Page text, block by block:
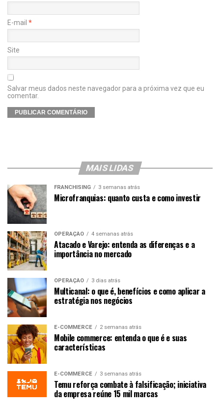
E-mail *
Site
Salvar meus dados neste navegador para a próxima vez que eu
comentar.
MAIS LIDAS
FRANCHISING 3 semanas atrás
Microfranquias: quanto custa e como investir
OPERAÇÃO 4 semanas atrás
Atacado e Varejo: entenda as diferenças e a
importância no mercado
OPERAÇÃO 3 dias atrás
Multicanal: o que é, benefícios e como aplicar a
estratégia nos negócios
E-COMMERCE 2 semanas atrás
Mobile commerce: entenda o que é e suas
características
E-COMMERCE 3 semanas atrás
Temu reforça combate à falsificação; iniciativa
da empresa reúne 15 mil marcas